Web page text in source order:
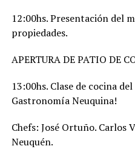
12:00hs. Presentación del
propiedades.
APERTURA DE PATIO DE
13:00hs. Clase de cocina
Gastronomía Neuquina!
Chefs: José Ortuño. Carlos
Neuquén.